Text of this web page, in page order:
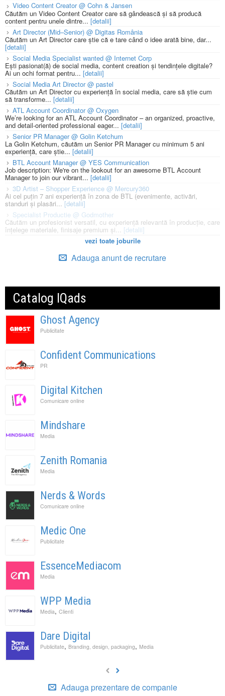
Video Content Creator @ Cohn & Jansen
Căutăm un Video Content Creator care să gândească și să producă
content pentru unele dintre... [detalii]
Art Director (Mid–Senior) @ Digitas România
Căutăm un Art Director care știe că e tare când o idee arată bine, dar...
[detalii]
Social Media Specialist wanted @ Internet Corp
Ești pasionat(ă) de social media, content creation și tendințele digitale?
Ai un ochi format pentru... [detalii]
Social Media Art Director @ pastel
Căutăm un Art Director cu experiență în social media, care să știe cum
să transforme... [detalii]
ATL Account Coordinator @ Oxygen
We’re looking for an ATL Account Coordinator – an organized, proactive,
and detail-oriented professional eager... [detalii]
Senior PR Manager @ Golin Ketchum
La Golin Ketchum, căutăm un Senior PR Manager cu minimum 5 ani
experiență, care știe... [detalii]
BTL Account Manager @ YES Communication
Job description: We're on the lookout for an awesome BTL Account
Manager to join our vibrant... [detalii]
3D Artist – Shopper Experience @ Mercury360
Ai cel puțin 7 ani experiență în zona de BTL (evenimente, activări,
standuri și plasări... [detalii]
Specialist Productie @ Godmother
Căutăm un profesionist versatil, cu experiență relevantă în producție, care
înțelege materiale, finisaje premium și... [detalii]
vezi toate joburile
Adauga anunt de recrutare
Catalog IQads
Ghost Agency
Publicitate
Confident Communications
PR
Digital Kitchen
Comunicare online
Mindshare
Media
Zenith Romania
Media
Nerds & Words
Comunicare online
Medic One
Publicitate
EssenceMediacom
Media
WPP Media
Media, Clienti
Dare Digital
Publicitate, Branding, design, packaging, Media
Adauga prezentare de companie